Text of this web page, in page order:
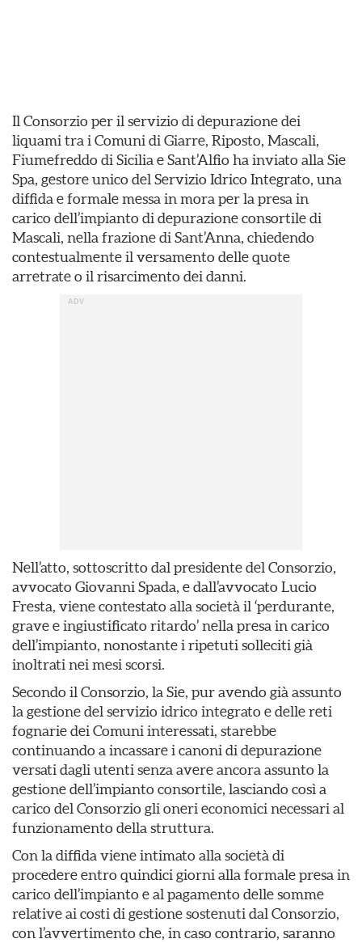
Il Consorzio per il servizio di depurazione dei
liquami tra i Comuni di Giarre, Riposto, Mascali,
Fiumefreddo di Sicilia e Sant’Alfio ha inviato alla Sie
Spa, gestore unico del Servizio Idrico Integrato, una
diffida e formale messa in mora per la presa in
carico dell’impianto di depurazione consortile di
Mascali, nella frazione di Sant’Anna, chiedendo
contestualmente il versamento delle quote
arretrate o il risarcimento dei danni.
Nell’atto, sottoscritto dal presidente del Consorzio,
avvocato Giovanni Spada, e dall’avvocato Lucio
Fresta, viene contestato alla società il ‘perdurante,
grave e ingiustificato ritardo’ nella presa in carico
dell’impianto, nonostante i ripetuti solleciti già
inoltrati nei mesi scorsi.
Secondo il Consorzio, la Sie, pur avendo già assunto
la gestione del servizio idrico integrato e delle reti
fognarie dei Comuni interessati, starebbe
continuando a incassare i canoni di depurazione
versati dagli utenti senza avere ancora assunto la
gestione dell’impianto consortile, lasciando così a
carico del Consorzio gli oneri economici necessari al
funzionamento della struttura.
Con la diffida viene intimato alla società di
procedere entro quindici giorni alla formale presa in
carico dell’impianto e al pagamento delle somme
relative ai costi di gestione sostenuti dal Consorzio,
con l’avvertimento che, in caso contrario, saranno